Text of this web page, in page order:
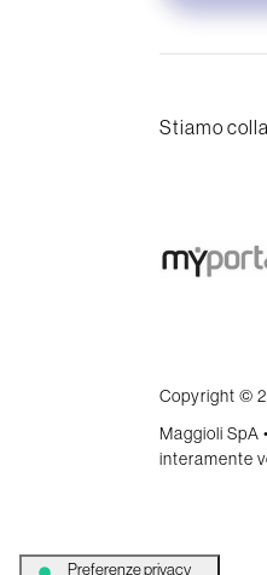
Stiamo
Copyright ©
Maggioli SpA
interamente